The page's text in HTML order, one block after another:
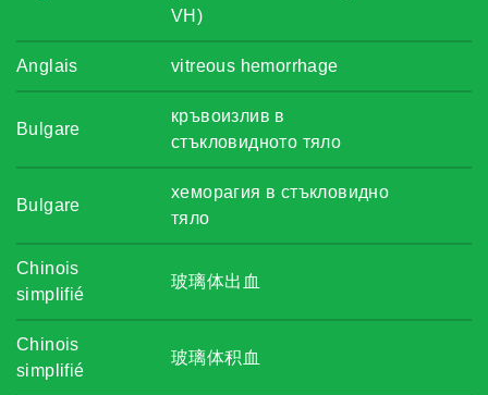
VH)
Anglais vitreous hemorrhage
Bulgare
кръвоизлив в
стъкловидното тяло
Bulgare
хеморагия в стъкловидно
тяло
Chinois
simplifié
玻璃体出血
Chinois
simplifié
玻璃体积血